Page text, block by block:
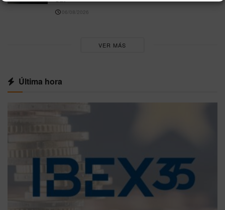
06/08/2026
VER MÁS
Última hora